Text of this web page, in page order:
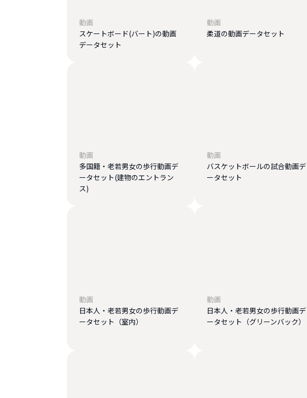
動画
スケートボード(バート)の動画
データセット
動画
柔道の動画データセット
動画
多国籍・老若男女の歩行動画デ
ータセット(建物のエントラン
ス)
動画
バスケットボールの試合動画デ
ータセット
動画
日本人・老若男女の歩行動画デ
ータセット（室内）
動画
日本人・老若男女の歩行動画デ
ータセット（グリーンバック）